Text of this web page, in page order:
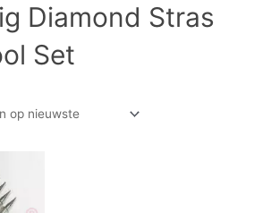
Diamond Stras
Set